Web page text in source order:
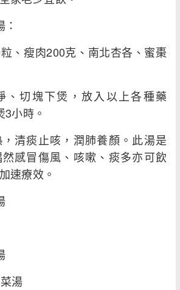
、瘦肉200克、南北杏各、蜜棗
、切塊下煲，放入以上各種藥
小時。
清痰止咳，潤肺養顏。此湯是
感冒傷風、咳嗽、痰多亦可飲
速療效。
湯